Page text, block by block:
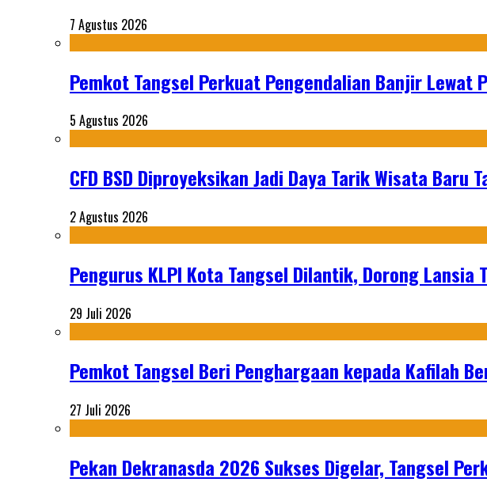
7 Agustus 2026
Pemkot Tangsel Perkuat Pengendalian Banjir Lewat
5 Agustus 2026
CFD BSD Diproyeksikan Jadi Daya Tarik Wisata
2 Agustus 2026
Pengurus KLPI Kota Tangsel Dilantik, Dorong
29 Juli 2026
Pemkot Tangsel Beri Penghargaan kepada Kafilah
27 Juli 2026
Pekan Dekranasda 2026 Sukses Digelar, Tangsel